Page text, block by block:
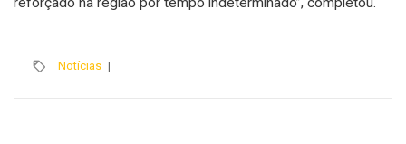
Notícias |